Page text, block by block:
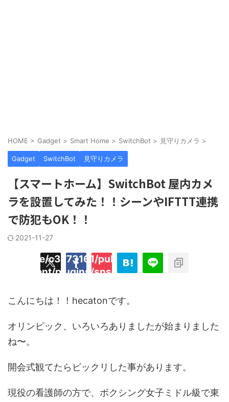
HOME > Gadget > Smart Home > SwitchBot > 見守りカメラ >
Gadget SwitchBot 見守りカメラ
【スマートホーム】SwitchBot 屋内カメ
ラを設置してみた！！シーンやIFTTT連携
で防犯もOK！！
2021-11-27
/home/c3773161/public_html/
content/plugins/sns-count-cache/sns-
こんにちは！！hecatonです。
オリンピック、いろいろありましたが始まりました
ね〜。
開会式観てたらビックリした事があります。
現役の看護師の方で、ボクシング女子ミドル級で東